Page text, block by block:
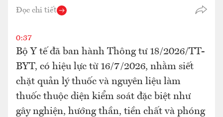
Đọc chi tiết
0:37
Bộ Y tế đã ban hành Thông tư 18/2026/TT-
BYT, có hiệu lực từ 16/7/2026, nhằm siết
chặt quản lý thuốc và nguyên liệu làm
thuốc thuộc diện kiểm soát đặc biệt như
gây nghiện, hướng thần, tiền chất và phóng